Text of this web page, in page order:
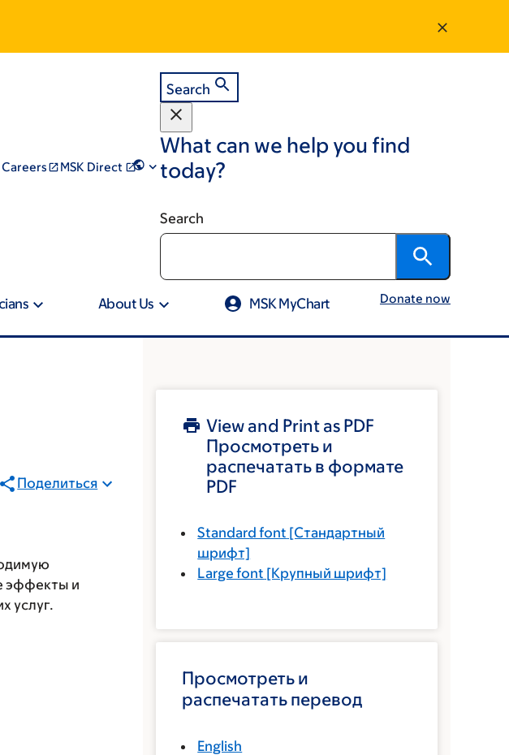
Careers MSK Direct
Search
What can we help you find
today?
Search
About Us MSK MyChart Donate now
Поделиться
эффекты и
услуг.
View and Print as PDF
Просмотреть и
распечатать в формате
PDF
Standard font [Стандартный
шрифт]
Large font [Крупный шрифт]
Просмотреть и
распечатать перевод
English